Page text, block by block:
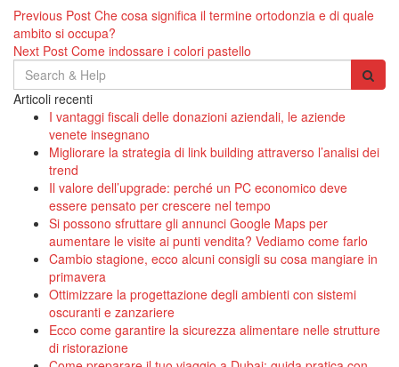
Navigazione
articoli
Previous Post Che cosa significa il termine ortodonzia e di quale
ambito si occupa?
Next Post Come indossare i colori pastello
Search
for:
Articoli recenti
I vantaggi fiscali delle donazioni aziendali, le aziende
venete insegnano
Migliorare la strategia di link building attraverso l’analisi dei
trend
Il valore dell’upgrade: perché un PC economico deve
essere pensato per crescere nel tempo
Si possono sfruttare gli annunci Google Maps per
aumentare le visite ai punti vendita? Vediamo come farlo
Cambio stagione, ecco alcuni consigli su cosa mangiare in
primavera
Ottimizzare la progettazione degli ambienti con sistemi
oscuranti e zanzariere
Ecco come garantire la sicurezza alimentare nelle strutture
di ristorazione